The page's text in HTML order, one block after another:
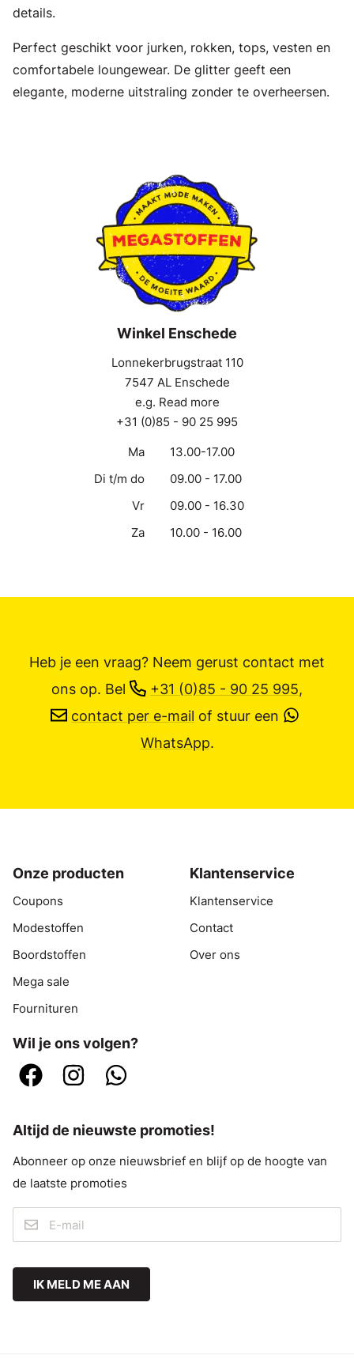
details.
Perfect geschikt voor jurken, rokken, tops, vesten en
comfortabele loungewear. De glitter geeft een
elegante, moderne uitstraling zonder te overheersen.
Winkel Enschede
Lonnekerbrugstraat 110
7547 AL Enschede
e.g. Read more
+31 (0)85 - 90 25 995
Ma
13.00-17.00
Di t/m do
09.00 - 17.00
Vr
09.00 - 16.30
Za
10.00 - 16.00
Heb je een vraag? Neem gerust contact met
ons op. Bel +31 (0)85 - 90 25 995,
contact per e-mail of stuur een
WhatsApp.
Onze producten
Coupons
Modestoffen
Boordstoffen
Mega sale
Fournituren
Klantenservice
Klantenservice
Contact
Over ons
Wil je ons volgen?
Altijd de nieuwste promoties!
Abonneer op onze nieuwsbrief en blijf op de hoogte van
de laatste promoties
IK MELD ME AAN